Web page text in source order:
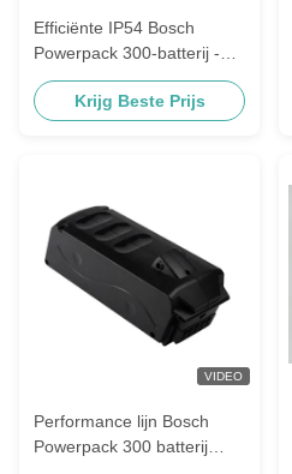
Efficiënte IP54 Bosch
Powerpack 300-batterij -
Lithium-ion optie
Krijg Beste Prijs
VIDEO
Performance lijn Bosch
Powerpack 300 batterij